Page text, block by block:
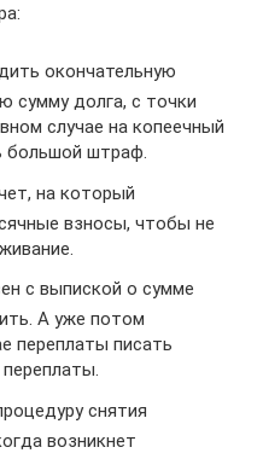
окончательную
сумму долга, с точки
случае на копеечный
большой штраф.
на который
взносы, чтобы не
с выпиской о сумме
А уже потом
переплаты писать
снятия
возникнет